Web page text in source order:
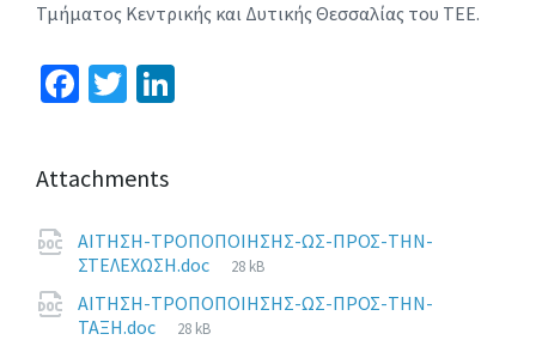
Τμήματος Κεντρικής και Δυτικής Θεσσαλίας του ΤΕΕ.
Fa
b
o
o
k
T
er
n
Attachments
ΑΙΤΗΣΗ-ΤΡΟΠΟΠΟΙΗΣΗΣ-ΩΣ-ΠΡΟΣ-ΤΗΝ-
ΣΤΕΛΕΧΩΣΗ.doc
File
28 kB
ΑΙΤΗΣΗ-ΤΡΟΠΟΠΟΙΗΣΗΣ-ΩΣ-ΠΡΟΣ-ΤΗΝ-
ΤΑΞΗ.doc
File
28 kB